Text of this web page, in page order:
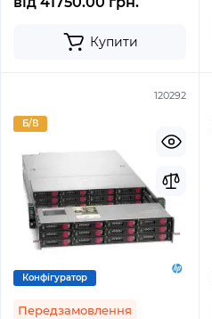
Купити
120292
Б/В
Конфігуратор
Передзамовлення